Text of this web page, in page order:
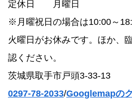
定休日 月曜日
※月曜祝日の場合は10:00～
火曜日がお休みです。ほか、
認ください。
茨城県取手市戸頭3-33-13
0297-78-2033/Googlemapの